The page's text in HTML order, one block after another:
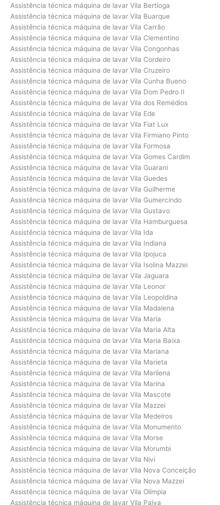
Assistência técnica máquina de lavar Vila Bertioga
Assistência técnica máquina de lavar Vila Buarque
Assistência técnica máquina de lavar Vila Carrão
Assistência técnica máquina de lavar Vila Clementino
Assistência técnica máquina de lavar Vila Congonhas
Assistência técnica máquina de lavar Vila Cordeiro
Assistência técnica máquina de lavar Vila Cruzeiro
Assistência técnica máquina de lavar Vila Cunha Bueno
Assistência técnica máquina de lavar Vila Dom Pedro II
Assistência técnica máquina de lavar Vila dos Remédios
Assistência técnica máquina de lavar Vila Ede
Assistência técnica máquina de lavar Vila Fiat Lux
Assistência técnica máquina de lavar Vila Firmiano Pinto
Assistência técnica máquina de lavar Vila Formosa
Assistência técnica máquina de lavar Vila Gomes Cardim
Assistência técnica máquina de lavar Vila Guarani
Assistência técnica máquina de lavar Vila Guedes
Assistência técnica máquina de lavar Vila Guilherme
Assistência técnica máquina de lavar Vila Gumercindo
Assistência técnica máquina de lavar Vila Gustavo
Assistência técnica máquina de lavar Vila Hamburguesa
Assistência técnica máquina de lavar Vila Ida
Assistência técnica máquina de lavar Vila Indiana
Assistência técnica máquina de lavar Vila Ipojuca
Assistência técnica máquina de lavar Vila Isolina Mazzei
Assistência técnica máquina de lavar Vila Jaguara
Assistência técnica máquina de lavar Vila Leonor
Assistência técnica máquina de lavar Vila Leopoldina
Assistência técnica máquina de lavar Vila Madalena
Assistência técnica máquina de lavar Vila Maria
Assistência técnica máquina de lavar Vila Maria Alta
Assistência técnica máquina de lavar Vila Maria Baixa
Assistência técnica máquina de lavar Vila Mariana
Assistência técnica máquina de lavar Vila Marieta
Assistência técnica máquina de lavar Vila Marilena
Assistência técnica máquina de lavar Vila Marina
Assistência técnica máquina de lavar Vila Mascote
Assistência técnica máquina de lavar Vila Mazzei
Assistência técnica máquina de lavar Vila Medeiros
Assistência técnica máquina de lavar Vila Monumento
Assistência técnica máquina de lavar Vila Morse
Assistência técnica máquina de lavar Vila Morumbi
Assistência técnica máquina de lavar Vila Nivi
Assistência técnica máquina de lavar Vila Nova Conceição
Assistência técnica máquina de lavar Vila Nova Mazzei
Assistência técnica máquina de lavar Vila Olímpia
Assistência técnica máquina de lavar Vila Paiva